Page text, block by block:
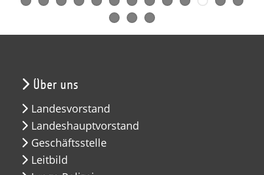
Über uns
Landesvorstand
Landeshauptvorstand
Geschäftsstelle
Leitbild